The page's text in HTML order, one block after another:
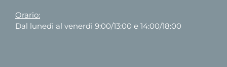
Orario:
Dal lunedì al venerdì 9:00/13:00 e 14:00/18:00